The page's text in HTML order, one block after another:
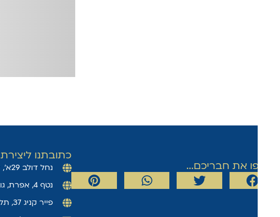
את חבריכם...
כתובתנו ליצירת קשר
נחל דולב 29א', רמת בית שמש
נטף 4, אפרת, גוש עציון
פייר קניג 37, תלפיות, ירושלים